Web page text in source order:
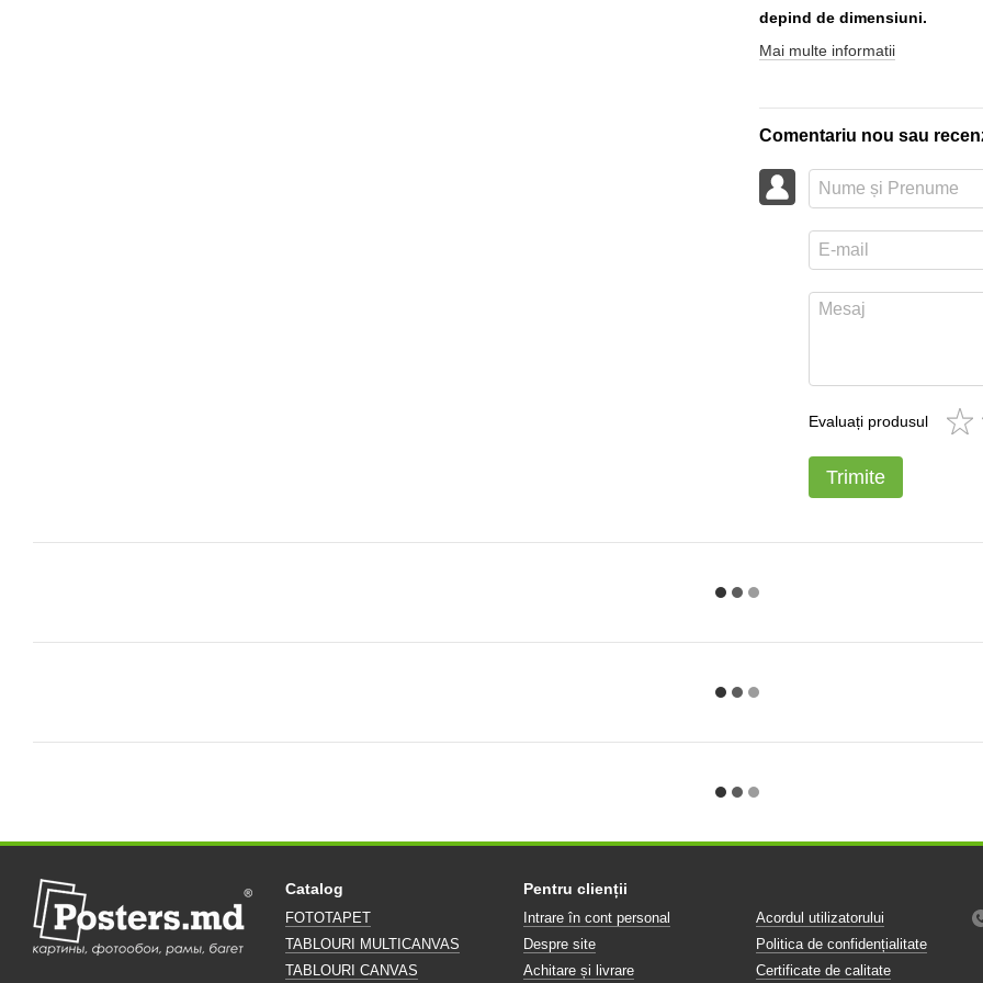
depind de dimensiuni.
Mai multe informatii
Comentariu nou sau
Evaluați produsul
Trimite
Catalog
FOTOTAPET
TABLOURI MULTICANVAS
TABLOURI CANVAS
Pentru clienții
Intrare în cont personal
Despre site
Achitare și livrare
Acordul utilizatorului
Politica de confidențialitate
Certificate de calitate